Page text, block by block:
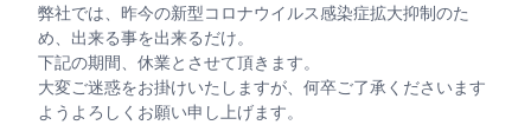
弊社では、昨今の新型コロナウイルス感染症拡大抑制のた
め、出来る事を出来るだけ。
下記の期間、休業とさせて頂きます。
大変ご迷惑をお掛けいたしますが、何卒ご了承くださいます
ようよろしくお願い申し上げます。